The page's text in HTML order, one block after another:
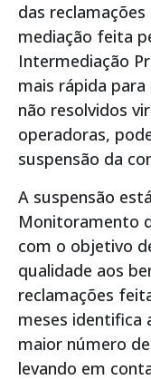
das
mediação feita
Intermediação
mais rápida
não resolvidos
operadoras,
suspensão da
A suspensão
Monitoramento
com o objetivo
qualidade aos
reclamações
meses identifica
maior número
levando em